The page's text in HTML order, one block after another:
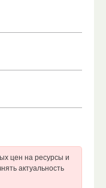
цен на ресурсы и
актуальность